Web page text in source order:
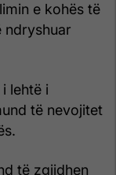
e kohës të
ndryshuar
lehtë i
të nevojitet
të zgjidhen